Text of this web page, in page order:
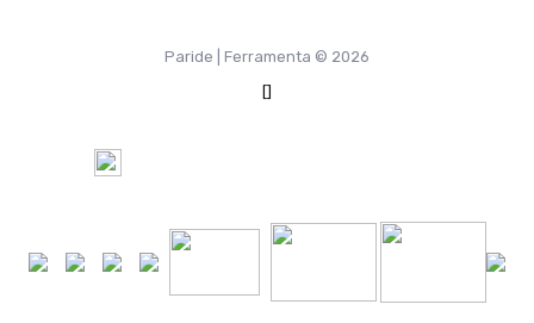
Paride | Ferramenta © 2026
[]